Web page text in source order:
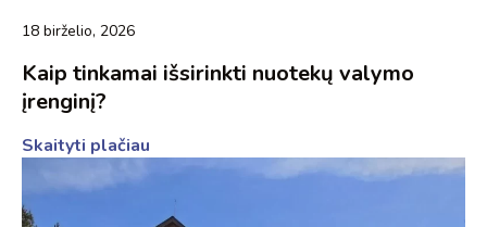
18 birželio, 2026
Kaip tinkamai išsirinkti nuotekų valymo
įrenginį?
Skaityti plačiau